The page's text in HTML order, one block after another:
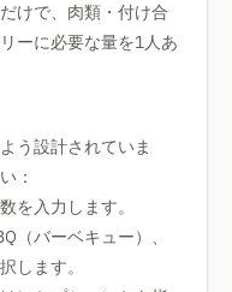
けで、肉類・付け合
ーに必要な量を1人あ
う設計されていま
：
を入力します。
（バーベキュー）、
します。